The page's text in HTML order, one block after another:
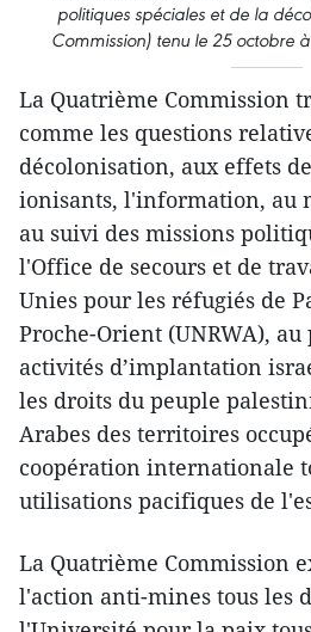
politiques spéciales et de la
Commission) tenu le 25 octobre
La Quatrième Commission
comme les questions
décolonisation, aux effets
ionisants, l'information, au
au suivi des missions
l'Office de secours et de
Unies pour les réfugiés de
Proche-Orient (UNRWA),
activités d’implantation
les droits du peuple
Arabes des territoires
coopération internationale
utilisations pacifiques de
La Quatrième Commission
l'action anti-mines tous les